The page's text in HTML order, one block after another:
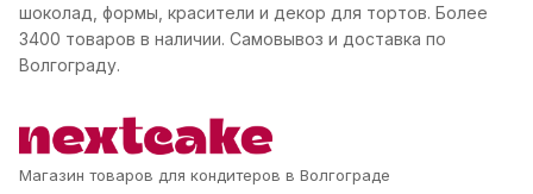
шоколад, формы, красители и декор для тортов. Более
3400 товаров в наличии. Самовывоз и доставка по
Волгограду.
Магазин товаров для кондитеров в Волгограде